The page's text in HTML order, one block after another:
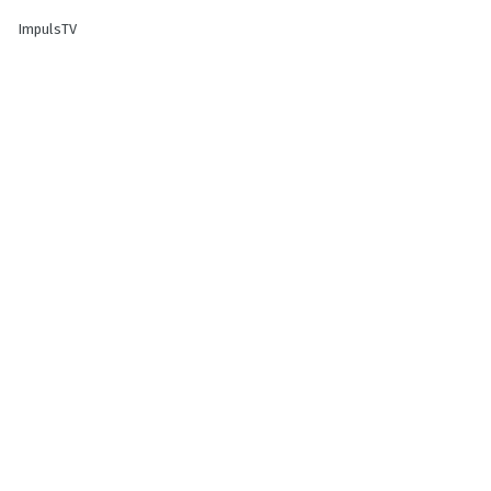
ImpulsTV